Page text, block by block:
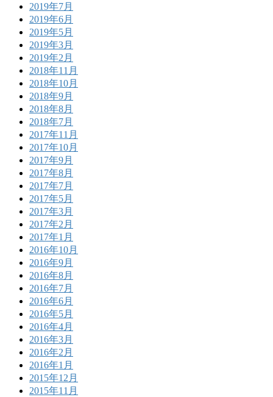
2019年7月
2019年6月
2019年5月
2019年3月
2019年2月
2018年11月
2018年10月
2018年9月
2018年8月
2018年7月
2017年11月
2017年10月
2017年9月
2017年8月
2017年7月
2017年5月
2017年3月
2017年2月
2017年1月
2016年10月
2016年9月
2016年8月
2016年7月
2016年6月
2016年5月
2016年4月
2016年3月
2016年2月
2016年1月
2015年12月
2015年11月